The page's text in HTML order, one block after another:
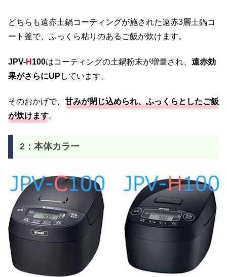
どちらも遠赤土鍋コーティングが施された遠赤3層土鍋コ
ート釜で、ふっくら粘りのあるご飯が炊けます。
JPV-H 100はコーティングの土鍋粉末が増量され、 遠赤効
果がさらにUP しています。
そのおかげで、 甘みが閉じ込められ、ふっくらとしたご飯
が炊けます。
2：本体カラー